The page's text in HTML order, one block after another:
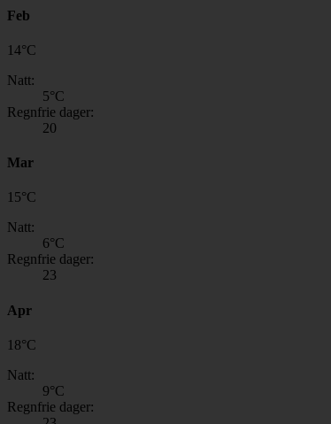
Feb
14°C
Natt:
5°C
Regnfrie dager:
20
Mar
15°C
Natt:
6°C
Regnfrie dager:
23
Apr
18°C
Natt:
9°C
Regnfrie dager: